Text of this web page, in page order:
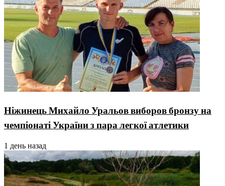
Ніжинець Михайло Уральов виборов бронзу на
чемпіонаті України з пара легкої атлетики
1 день назад